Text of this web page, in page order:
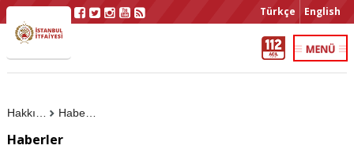
Türkçe English
Haberler
Haberler